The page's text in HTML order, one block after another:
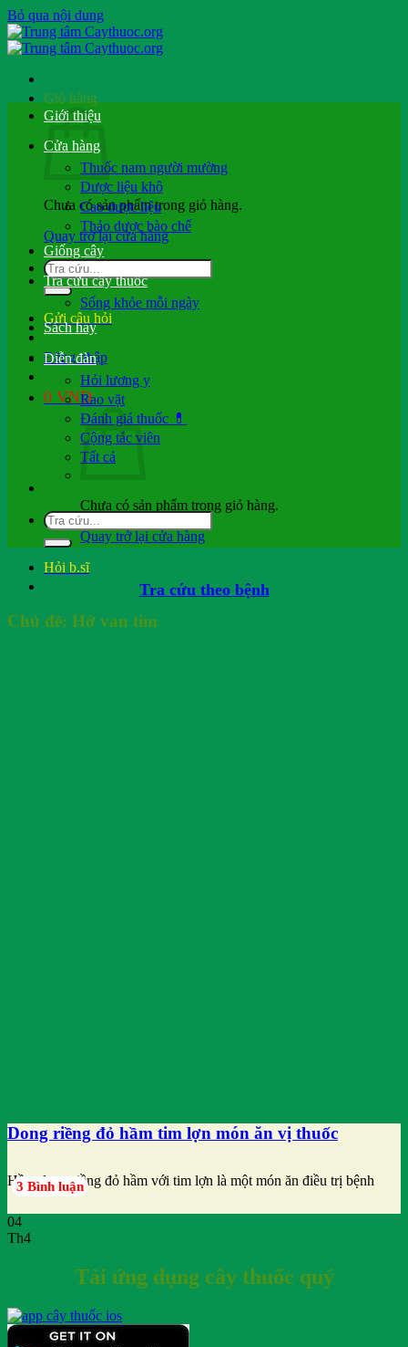
Bỏ qua nội dung
Giỏ hàng
Chưa có sản phẩm trong giỏ hàng.
Quay trở lại cửa hàng
Gửi câu hỏi
Đăng nhập
0 VND
Chưa có sản phẩm trong giỏ hàng.
Quay trở lại cửa hàng
Hỏi b.sĩ
Giới thiệu
Cửa hàng
Thuốc nam người mường
Dược liệu khô
Cao dược liệu
Thảo dược bào chế
Giống cây
Tra cứu cây thuốc
Sống khỏe mỗi ngày
Sách hay
Diễn đàn
Hỏi lương y
Rao vặt
Đánh giá thuốc 💊
Cộng tác viên
Tất cả
Tra cứu theo bệnh
Chủ đề: Hở van tim
Dong riềng đỏ hầm tim lợn món ăn vị thuốc
Hầm dong riềng đỏ hầm với tim lợn là một món ăn điều trị bệnh
3 Bình luận
04
Th4
Tải ứng dụng cây thuốc quý